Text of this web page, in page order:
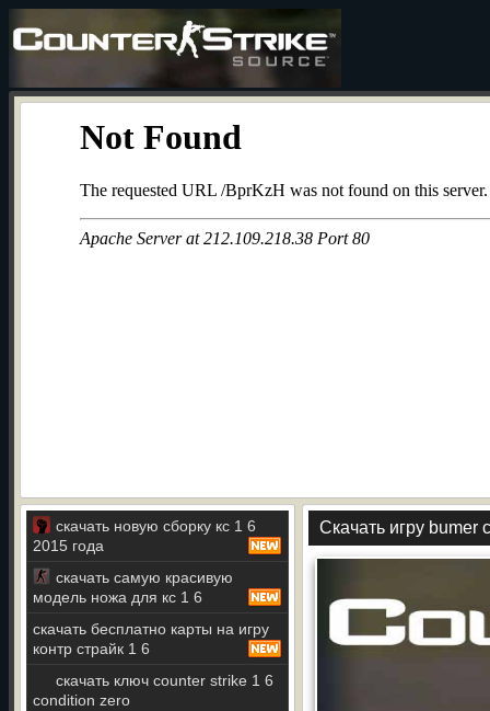
скачать новую сборку кс 1 6
2015 года
скачать самую красивую
модель ножа для кс 1 6
скачать бесплатно карты на игру
контр страйк 1 6
скачать ключ counter strike 1 6
condition zero
Скачать игру bumer